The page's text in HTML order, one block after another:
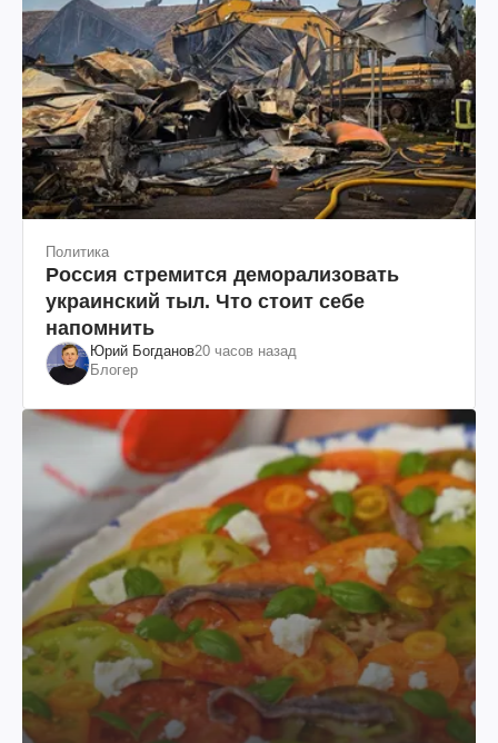
Политика
Россия стремится деморализовать
украинский тыл. Что стоит себе
напомнить
Юрий Богданов20 часов назад
Блогер